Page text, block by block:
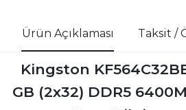
Ürün Açıklaması Taksit /
Kingston
GB (2x32) DDR5